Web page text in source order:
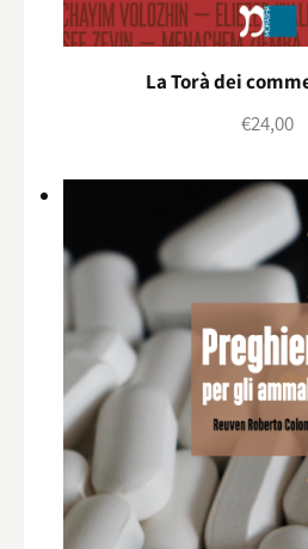
La Torà dei
€24,00